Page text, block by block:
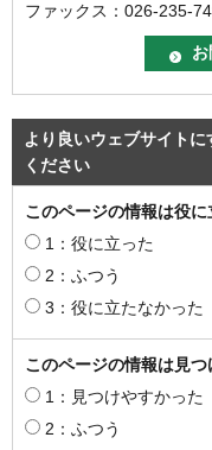
ファックス：026-235-
より良いウェブサイト
ください
このページの情報は役に
1：役に立った
2：ふつう
3：役に立たなかった
このページの情報は見
1：見つけやすかった
2：ふつう